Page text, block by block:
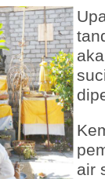
air